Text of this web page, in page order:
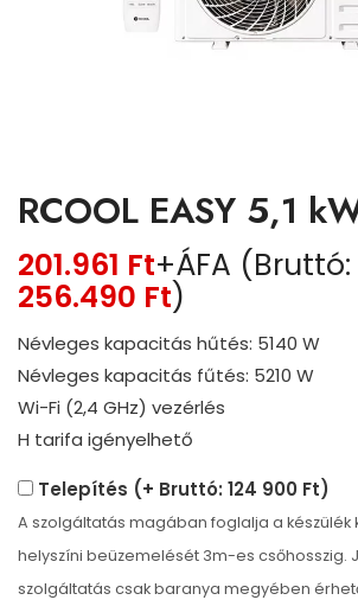
RCOOL EASY 5,1
201.961 Ft+ÁFA (Bruttó:
256.490 Ft)
Névleges kapacitás hűtés: 5140 W
Névleges kapacitás fűtés: 5210 W
Wi-Fi (2,4 GHz) vezérlés
H tarifa igényelhető
Telepítés (+ Bruttó: 124 900 Ft)
A szolgáltatás magában foglalja a készülék
helyszíni beüzemelését 3m-es csőhosszig.
szolgáltatás csak baranya megyében